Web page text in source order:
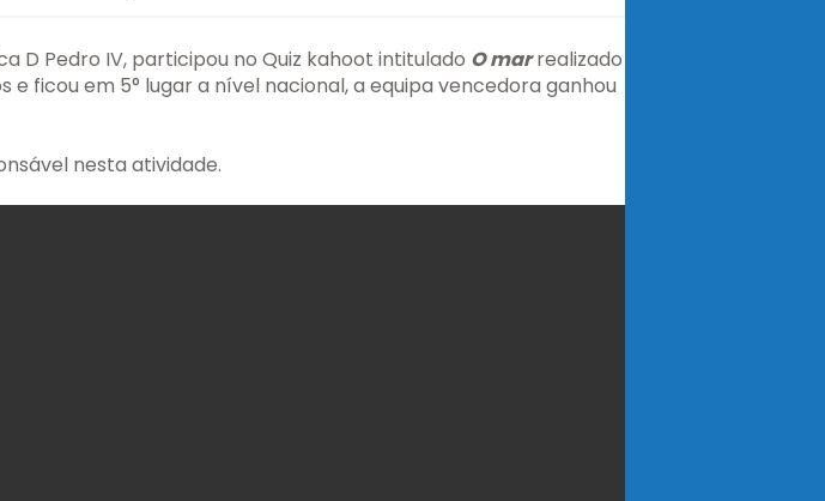
D Pedro IV, participou no Quiz kahoot intitulado O marrealizado pelo
ficou em 5° lugar a nível nacional, a equipa vencedora ganhou
nesta atividade.